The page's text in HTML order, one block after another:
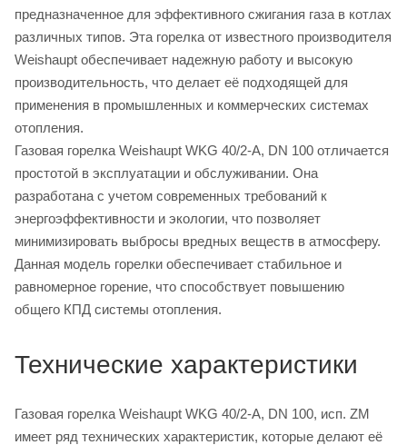
предназначенное для эффективного сжигания газа в котлах
различных типов. Эта горелка от известного производителя
Weishaupt обеспечивает надежную работу и высокую
производительность, что делает её подходящей для
применения в промышленных и коммерческих системах
отопления.
Газовая горелка Weishaupt WKG 40/2-A, DN 100 отличается
простотой в эксплуатации и обслуживании. Она
разработана с учетом современных требований к
энергоэффективности и экологии, что позволяет
минимизировать выбросы вредных веществ в атмосферу.
Данная модель горелки обеспечивает стабильное и
равномерное горение, что способствует повышению
общего КПД системы отопления.
Технические характеристики
Газовая горелка Weishaupt WKG 40/2-A, DN 100, исп. ZM
имеет ряд технических характеристик, которые делают её